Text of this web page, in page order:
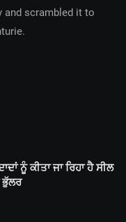
and scrambled it to
ਨੂੰ ਕੀਤਾ ਜਾ ਰਿਹਾ ਹੈ ਸੀਲ
ਭੁੱਲਰ